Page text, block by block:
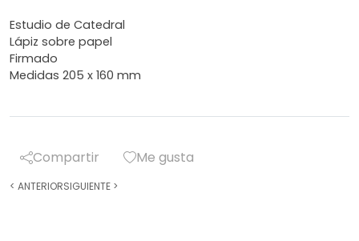
Estudio de Catedral
Lápiz sobre papel
Firmado
Medidas 205 x 160 mm
Compartir Me gusta
< ANTERIORSIGUIENTE >